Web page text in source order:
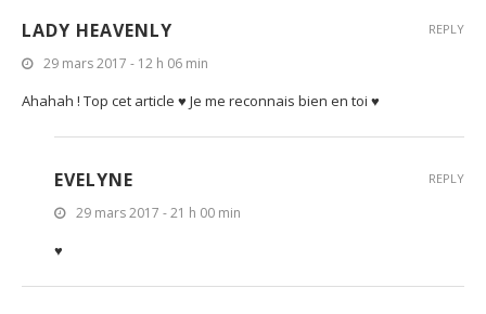
LADY HEAVENLY
29 mars 2017 - 12 h 06 min
Ahahah ! Top cet article ♥ Je me reconnais bien en toi ♥
REPLY
EVELYNE
29 mars 2017 - 21 h 00 min
♥
REPLY